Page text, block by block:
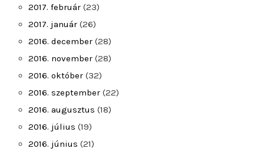
2017. február (23)
2017. január (26)
2016. december (28)
2016. november (28)
2016. október (32)
2016. szeptember (22)
2016. augusztus (18)
2016. július (19)
2016. június (21)